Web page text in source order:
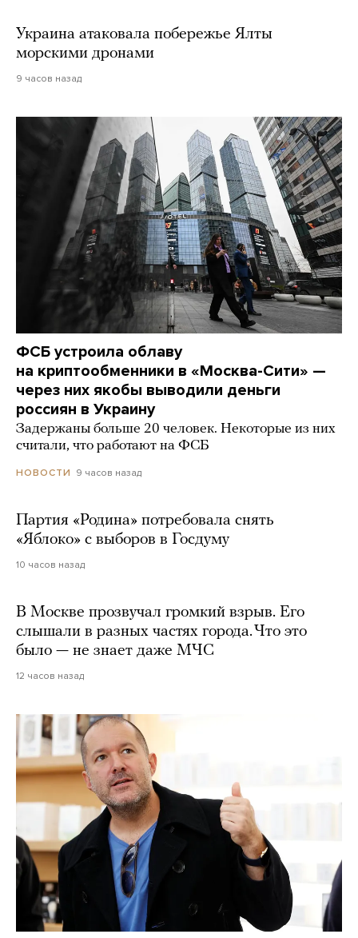
Украина атаковала побережье Ялты
морскими дронами
9 часов назад
ФСБ устроила облаву
на криптообменники в «Москва-Сити» —
через них якобы выводили деньги
россиян в Украину
Задержаны больше 20 человек. Некоторые из них
считали, что работают на ФСБ
НОВОСТИ 9 часов назад
Партия «Родина» потребовала снять
«Яблоко» с выборов в Госдуму
10 часов назад
В Москве прозвучал громкий взрыв. Его
слышали в разных частях города. Что это
было — не знает даже МЧС
12 часов назад